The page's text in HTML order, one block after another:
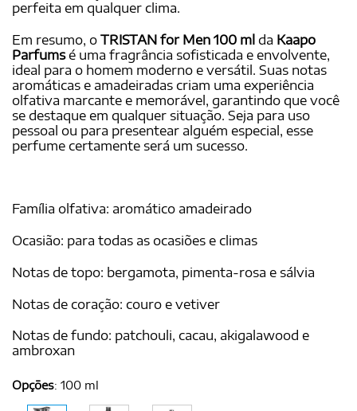
perfeita em qualquer clima.
Em resumo, o TRISTAN for Men 100 ml da Kaapo
Parfumsé uma fragrância sofisticada e envolvente,
ideal para o homem moderno e versátil. Suas notas
aromáticas e amadeiradas criam uma experiência
olfativa marcante e memorável, garantindo que você
se destaque em qualquer situação. Seja para uso
pessoal ou para presentear alguém especial, esse
perfume certamente será um sucesso.
Família olfativa: aromático amadeirado
Ocasião: para todas as ocasiões e climas
Notas de topo: bergamota, pimenta-rosa e sálvia
Notas de coração: couro e vetiver
Notas de fundo: patchouli, cacau, akigalawood e
ambroxan
Opções: 100 ml